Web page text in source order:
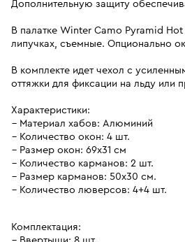
Дополнительную защиту
В палатке Winter Camo Pyramid
липучках, съемные. Опционально
В комплекте идет чехол с
оттяжки для фиксации на льду или
Характеристики:
Материал хабов: Алюминий
Количество окон: 4 шт.
Размер окон: 69х31 см
Количество карманов: 2 шт.
Размер карманов: 50х30 см.
Количество люверсов: 4+4 шт.
Комплектация: